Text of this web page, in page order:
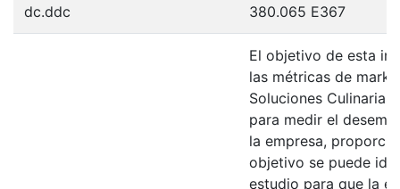
dc.ddc 380.065 E367
El objetivo de esta
las métricas de
Soluciones
para medir el
la empresa,
objetivo se puede
estudio para que la